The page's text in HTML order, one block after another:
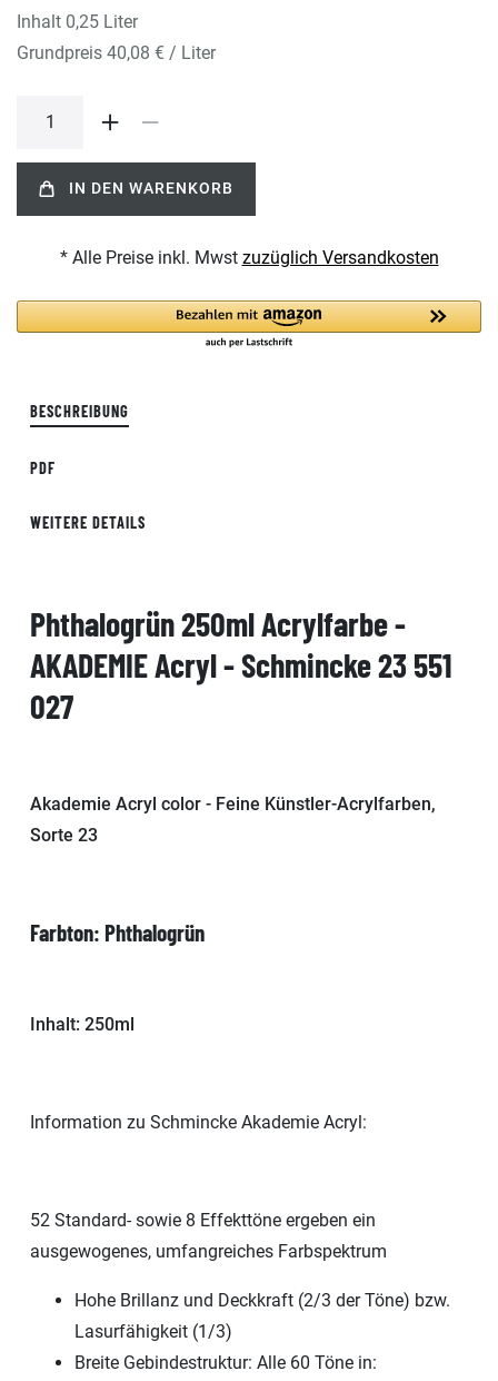
Inhalt 0,25 Liter
Grundpreis 40,08 € / Liter
IN DEN WARENKORB
* Alle Preise inkl. Mwst zuzüglich Versandkosten
BESCHREIBUNG
PDF
WEITERE DETAILS
Phthalogrün 250ml Acrylfarbe -
AKADEMIE Acryl - Schmincke 23 551
027
Akademie Acryl color - Feine Künstler-Acrylfarben,
Sorte 23
Farbton: Phthalogrün
Inhalt: 250ml
Information zu Schmincke Akademie Acryl:
52 Standard- sowie 8 Effekttöne ergeben ein
ausgewogenes, umfangreiches Farbspektrum
Hohe Brillanz und Deckkraft (2/3 der Töne) bzw.
Lasurfähigkeit (1/3)
Breite Gebindestruktur: Alle 60 Töne in: